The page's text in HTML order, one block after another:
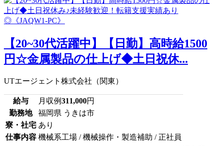
【20~30代活躍中】【日勤】高時給1500
円☆金属製品の仕上げ◆土日祝休...
UTエージェント株式会社（関東）
給与 月収例311,000円
勤務地
福岡県 うきは市
寮・社宅 あり
仕事内容 機械系工場 / 機械操作・製造補助 / 正社員